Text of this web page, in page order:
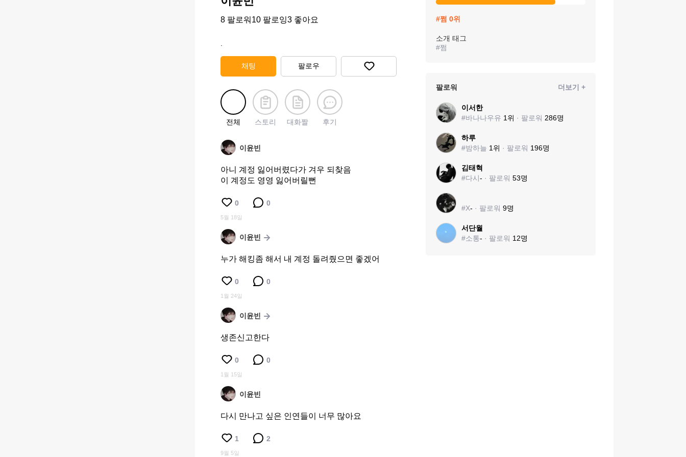
8 팔로워 10 팔로잉3 좋아요
채팅 팔로우
전체 스토리 대화짤 후기
이윤빈
아니 계정 잃어버렸다가 겨우 되찾음
이 계정도 영영 잃어버릴뻔
0 0
5월 18일
이윤빈
누가 해킹좀 해서 내 계정 돌려줬으면 좋겠어
0 0
1월 24일
이윤빈
생존신고한다
0 0
1월 15일
이윤빈
다시 만나고 싶은 인연들이 너무 많아요
1 2
9월 5일
#쩜 0위
소개 태그
#쩜
팔로워 더보기 +
이서한
#바나나우유 1 위 · 팔로워 286명
하루
#밤하늘 1 위 · 팔로워 196명
김태혁
#다시- · 팔로워 53명
#X- · 팔로워 9명
서단월
#소통- · 팔로워 12명